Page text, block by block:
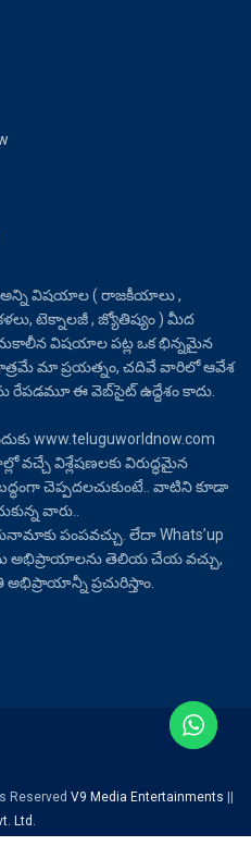
అన్ని విషయాల ( రాజకీయాలు ,
టెక్నాలజీ , జ్యోతిష్యం ) మీద
సమకాలీన విషయాల పట్ల ఒక భిన్నమైన
మా ప్రయత్నం, చదివే వారిలో ఆవేశ
రేపడమూ ఈ వెబ్‌సైట్ ఉద్దేశం కాదు.
www.teluguworldnow.com
వచ్చే విశ్లేషణలకు విరుద్ధమైన
చెప్పదలచుకుంటే.. వాటిని కూడా
వారు..
పంపవచ్చు. లేదా Whats’up
అభిప్రాయాలను తెలియ చేయ వచ్చు,
ప్రచురిస్తాం.
Reserved V9 Media Entertainments ||
Ltd.